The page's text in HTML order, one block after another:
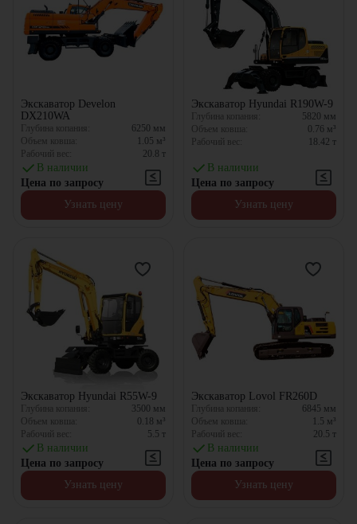
Экскаватор Develon
DX210WA
Глубина копания: 6250 мм
Объем ковша:
1.05 м³
Рабочий вес:
20.8 т
В наличии
Цена по запросу
Узнать цену
Экскаватор Hyundai R190W-9
Глубина копания: 5820 мм
Объем ковша:
0.76 м³
Рабочий вес:
18.42 т
В наличии
Цена по запросу
Узнать цену
Экскаватор Hyundai R55W-9
Глубина копания: 3500 мм
Объем ковша:
0.18 м³
Рабочий вес:
5.5 т
В наличии
Цена по запросу
Узнать цену
Экскаватор Lovol FR260D
Глубина копания: 6845 мм
Объем ковша:
1.5 м³
Рабочий вес:
20.5 т
В наличии
Цена по запросу
Узнать цену